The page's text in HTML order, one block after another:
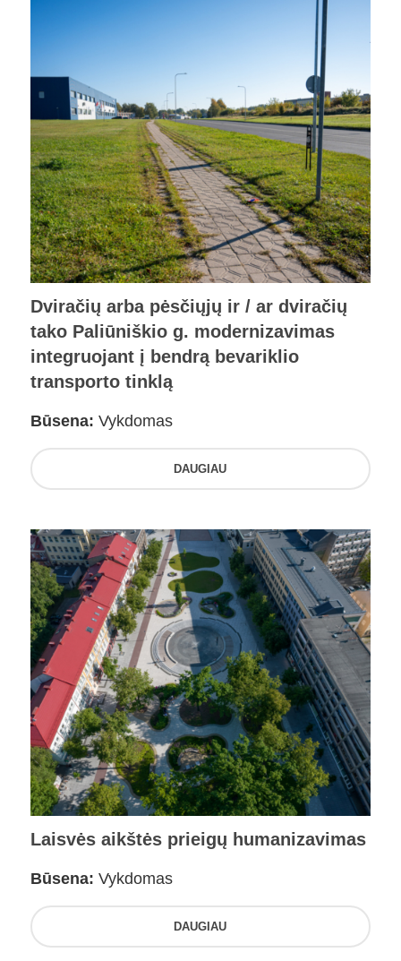
Dviračių arba pėsčiųjų ir / ar dviračių
tako Paliūniškio g. modernizavimas
integruojant į bendrą bevariklio
transporto tinklą
Būsena: Vykdomas
DAUGIAU
Laisvės aikštės prieigų humanizavimas
Būsena: Vykdomas
DAUGIAU